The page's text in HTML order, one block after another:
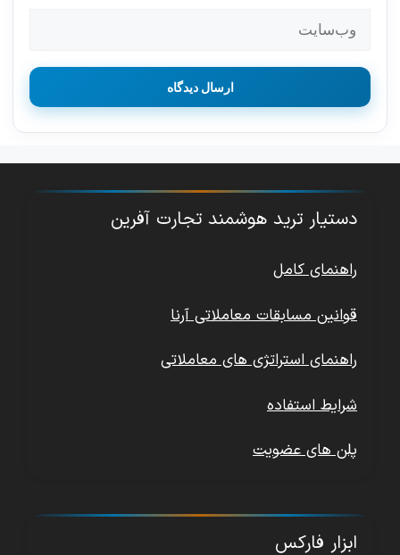
وب‌سایت
دستیار ترید هوشمند تجارت آفرین
راهنمای کامل
قوانین مسابقات معاملاتی آرنا
راهنمای استراتژی های معاملاتی
شرایط استفاده
پلن های عضویت
ابزار فارکس